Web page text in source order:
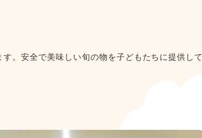
。安全で美味しい旬の物を子どもたちに提供して